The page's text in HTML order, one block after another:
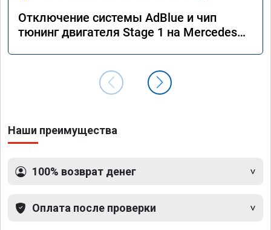
Отключение системы AdBlue и чип
тюнинг двигателя Stage 1 на Mercedes
Наши преимущества
100% возврат денег
Оплата после проверки